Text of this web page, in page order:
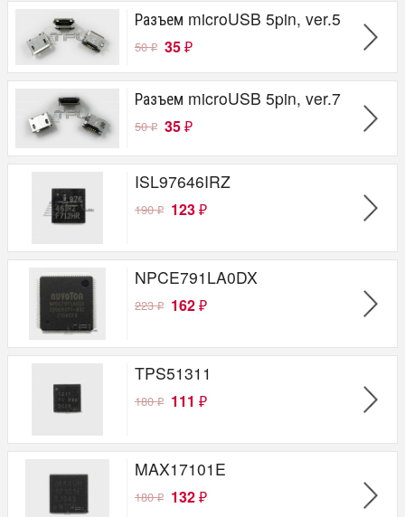
Разъем microUSB 5pin, ver.5
50₽ 35 ₽
Разъем microUSB 5pin, ver.7
50₽ 35 ₽
ISL97646IRZ
190₽ 123 ₽
NPCE791LA0DX
223₽ 162 ₽
TPS51311
180₽ 111 ₽
MAX17101E
180₽ 132 ₽